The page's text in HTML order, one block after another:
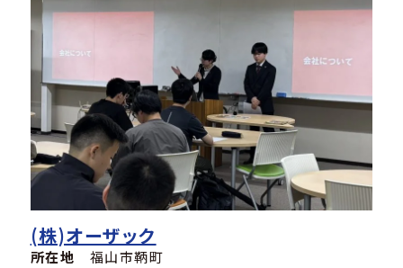
(株)オーザック
所在地 福山市鞆町